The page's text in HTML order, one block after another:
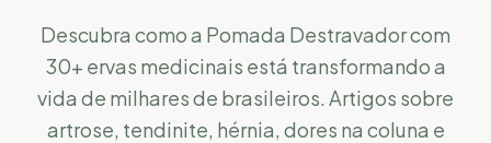
Descubra como a Pomada Destravador com
30+ ervas medicinais está transformando a
vida de milhares de brasileiros. Artigos sobre
artrose, tendinite, hérnia, dores na coluna e